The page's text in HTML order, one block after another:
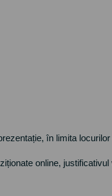
în limita locurilor
online,